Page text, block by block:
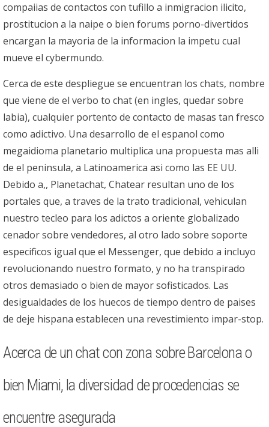
compaiias de contactos con tufillo a inmigracion ilicito,
prostitucion a la naipe o bien forums porno-divertidos
encargan la mayoria de la informacion la impetu cual
mueve el cybermundo.
Cerca de este despliegue se encuentran los chats, nombre
que viene de el verbo to chat (en ingles, quedar sobre
labia), cualquier portento de contacto de masas tan fresco
como adictivo. Una desarrollo de el espanol como
megaidioma planetario multiplica una propuesta mas alli
de el peninsula, a Latinoamerica asi­ como las EE UU.
Debido a,, Planetachat, Chatear resultan uno de los
portales que, a traves de la trato tradicional, vehiculan
nuestro tecleo para los adictos a oriente globalizado
cenador sobre vendedores, al otro lado sobre soporte
especi­ficos igual que el Messenger, que debido a incluyo
revolucionando nuestro formato, y no ha transpirado
otros demasiado o bien de mayor sofisticados. Las
desigualdades de los huecos de tiempo dentro de paises
de deje hispana establecen una revestimiento impar-stop.
Acerca de un chat con zona sobre Barcelona o
bien Miami, la diversidad de procedencias se
encuentre asegurada